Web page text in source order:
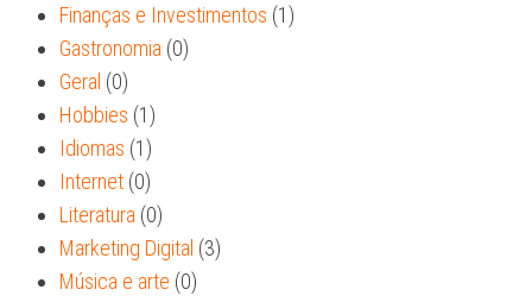
Finanças e Investimentos (1)
Gastronomia (0)
Geral (0)
Hobbies (1)
Idiomas (1)
Internet (0)
Literatura (0)
Marketing Digital (3)
Música e arte (0)